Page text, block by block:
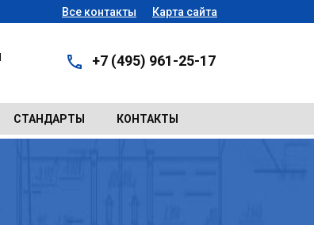
Все контакты Карта сайта
+7 (495) 961-25-17
СТАНДАРТЫ КОНТАКТЫ